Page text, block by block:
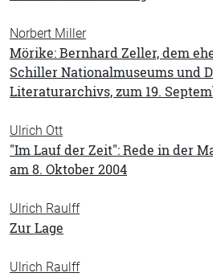
Norbert Miller
Mörike: Bernhard Zeller, dem
Schiller Nationalmuseums und
Literaturarchivs, zum 19.
Ulrich Ott
"Im Lauf der Zeit": Rede in der
am 8. Oktober 2004
Ulrich Raulff
Zur Lage
Ulrich Raulff